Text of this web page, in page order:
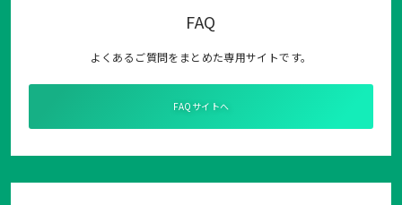
FAQ
よくあるご質問をまとめた専用サイトです。
FAQサイトへ